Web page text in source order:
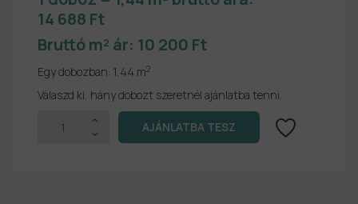
14 688 Ft
Bruttó m² ár: 10 200 Ft
Egy dobozban: 1,44 m2
Válaszd ki, hány dobozt szeretnél ajánlatba tenni.